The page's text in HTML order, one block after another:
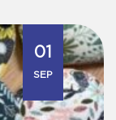
01
SEP